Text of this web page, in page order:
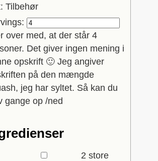
Tilbehør
over med, at der står 4
Det giver ingen mening i
opskrift 🙂 Jeg angiver
på den mængde
jeg har syltet. Så kan du
gange op /ned
2 store